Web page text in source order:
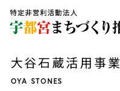
大谷石蔵活用事業
OYA STONES